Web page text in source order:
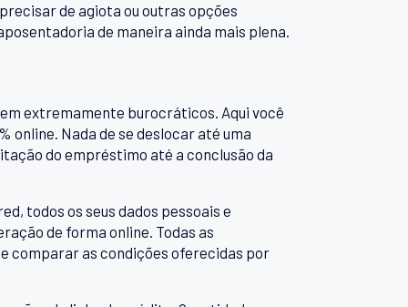
de agiota ou outras opções
de maneira ainda mais plena.
extremamente burocráticos. Aqui você
online. Nada de se deslocar até uma
do empréstimo até a conclusão da
todos os seus dados pessoais e
de forma online. Todas as
comparar as condições oferecidas por